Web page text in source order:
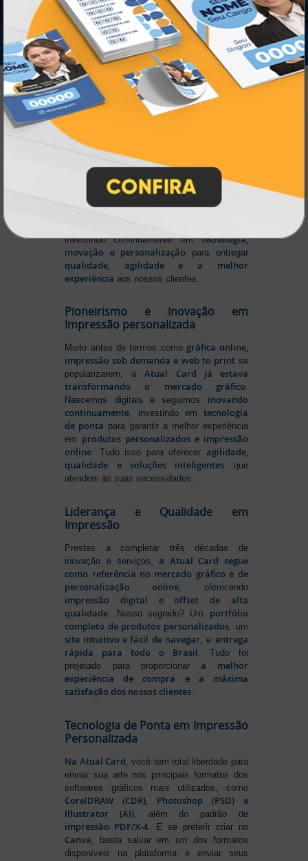
IMPRA INDUSTRIA GRAFICA LTDA | CNPJ: 28.045.354/0002-52
Atual Card © 2026. Todos os direitos reservados.
Atual Card: A Gráfica Pioneira em
Atual Card é referência em impressão
gráfica online no Brasil
ampla variedade de produtos e soluções para
atender profissionais autônomos, empresas e
revendedores gráficos
quase três
investindo continuamente emtecnologia,
inovação e personalização para entregar
qualidade, agilidade e a melhor
experiência aos nossos clientes.
Pioneirismo e Inovação em
Impressão personalizada
Muito antes de termos como gráfica online,
impressão sob demanda e web to printse
popularizarem, aAtual Card já estava
transformando o mercado gráfico.
Nascemos digitais e seguimos inovando
continuamente, investindo em tecnologia
de ponta para garantir a melhor experiência
em produtos personalizados e impressão
online. Tudo isso para oferecer agilidade,
qualidade e soluções inteligentes que
atendem às suas necessidades.
Liderança e Qualidade em
Impressão
Prestes a completar três décadas de
inovação e serviços,a Atual Card segue
como referência no mercado gráfico e de
personalização online, oferecendo
impressão digital e offset de alta
qualidade . Nosso segredo? Um portfólio
completo de produtos personalizados , um
site intuitivo e fácil de navegar , e entrega
rápida para todo o Brasil . Tudo foi
projetado para proporcionara melhor
experiência de compra e a máxima
satisfação dos nossos clientes
Tecnologia de Ponta em Impressão
Personalizada
Na Atual Card , você tem total liberdade para
enviar sua arte nos principais formatos dos
softwares gráficos mais utilizados, como
CorelDRAW (CDR), Photoshop (PSD) e
Illustrator (AI) , além do padrão de
impressão PDF/X-4 . E se preferir criar no
Canva , basta salvar em um dos formatos
disponíveis na plataforma e enviar seus